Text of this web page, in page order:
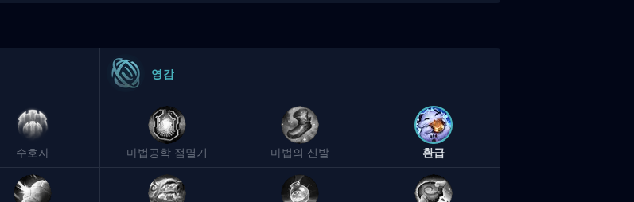
수호자
영감
마법공학 점멸기 마법의 신발 환급